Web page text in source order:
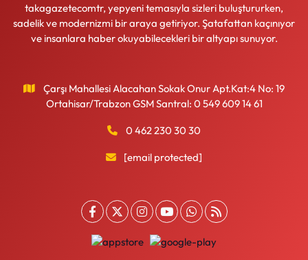
takagazetecomtr, yepyeni temasıyla sizleri buluştururken,
sadelik ve modernizmi bir araya getiriyor. Şatafattan kaçınıyor
ve insanlara haber okuyabilecekleri bir altyapı sunuyor.
Çarşı Mahallesi Alacahan Sokak Onur Apt.Kat:4 No: 19
Ortahisar/Trabzon GSM Santral: 0 549 609 14 61
0 462 230 30 30
[email protected]